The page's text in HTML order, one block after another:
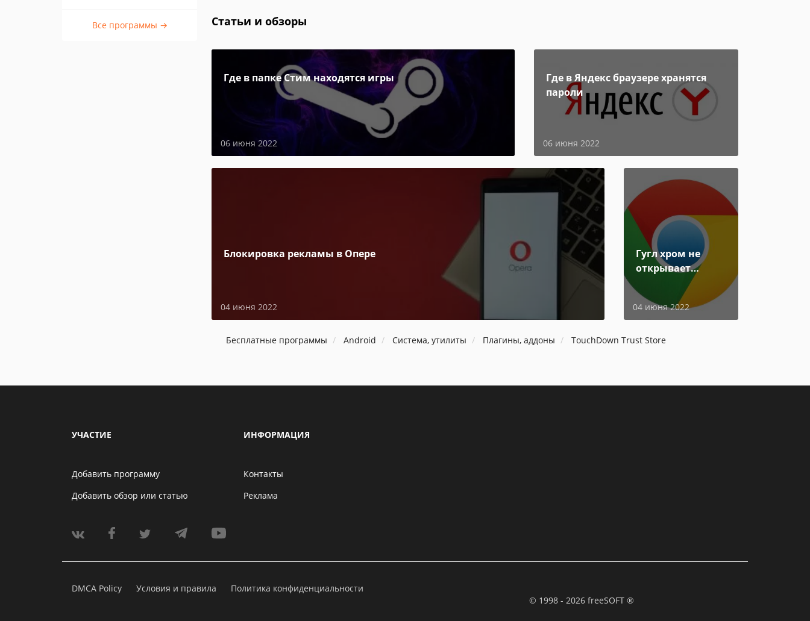
Все программы → Статьи и обзоры
Где в папке Стим находятся игры
06 июня 2022
Где в Яндекс браузере хранятся
пароли
06 июня 2022
Блокировка рекламы в Опере
04 июня 2022
Гугл хром не
открывает
04 июня 2022
Бесплатные программы Android Система, утилиты Плагины, аддоны TouchDown Trust Store
УЧАСТИЕ
Добавить программу
Добавить обзор или статью
ИНФОРМАЦИЯ
Контакты
Реклама
DMCA Policy Условия и правила
Политика конфиденциальности
© 1998 - 2026 freeSOFT ®